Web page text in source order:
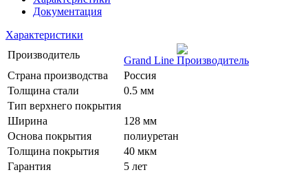
Документация
Характеристики
Производитель
Grand Line
Страна производства
Россия
Толщина стали
0.5 мм
Тип верхнего покрытия
Ширина
128 мм
Основа покрытия
полиуретан
Толщина покрытия
40 мкм
Гарантия
5 лет